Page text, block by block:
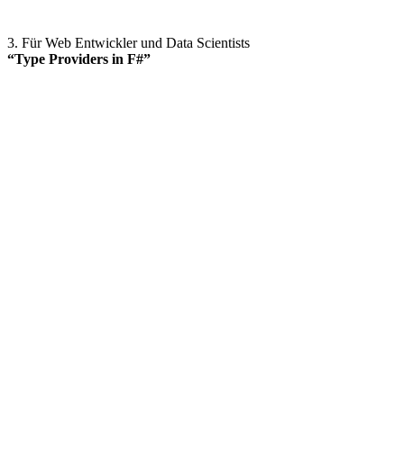
3. Für Web Entwickler und Data Scientists
“Type Providers in F#”